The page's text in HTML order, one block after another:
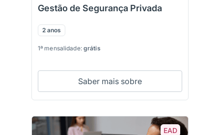
Gestão de Segurança Privada
2 anos
1ª mensalidade: grátis
Saber mais sobre
EAD